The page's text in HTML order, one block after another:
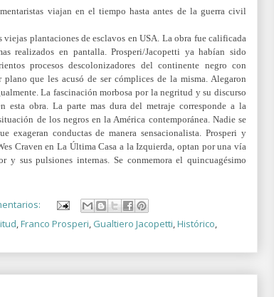
viajan en el tiempo hasta antes de la guerra civil
plantaciones de esclavos en USA. La obra fue calificada
realizados en pantalla. Prosperi/Jacopetti ya habían sido
procesos descolonizadores del continente negro con
que les acusó de ser cómplices de la misma. Alegaron
La fascinación morbosa por la negritud y su discurso
esta obra. La parte mas dura del metraje corresponde a la
de los negros en la América contemporánea. Nadie se
conductas de manera sensacionalista. Prosperi y
Craven en La Última Casa a la Izquierda, optan por una vía
sus pulsiones internas. Se conmemora el quincuagésimo
,Franco Prosperi, Gualtiero Jacopetti,Histórico,